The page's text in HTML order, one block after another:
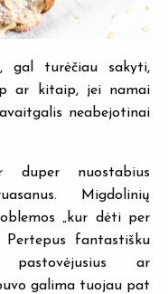
gal turėčiau sakyti,
ar kitaip, jei namai
neabejotinai
nuostabius
Migdolinių
„kur dėti per
Pertepus fantastišku
ar
galima tuojau pat